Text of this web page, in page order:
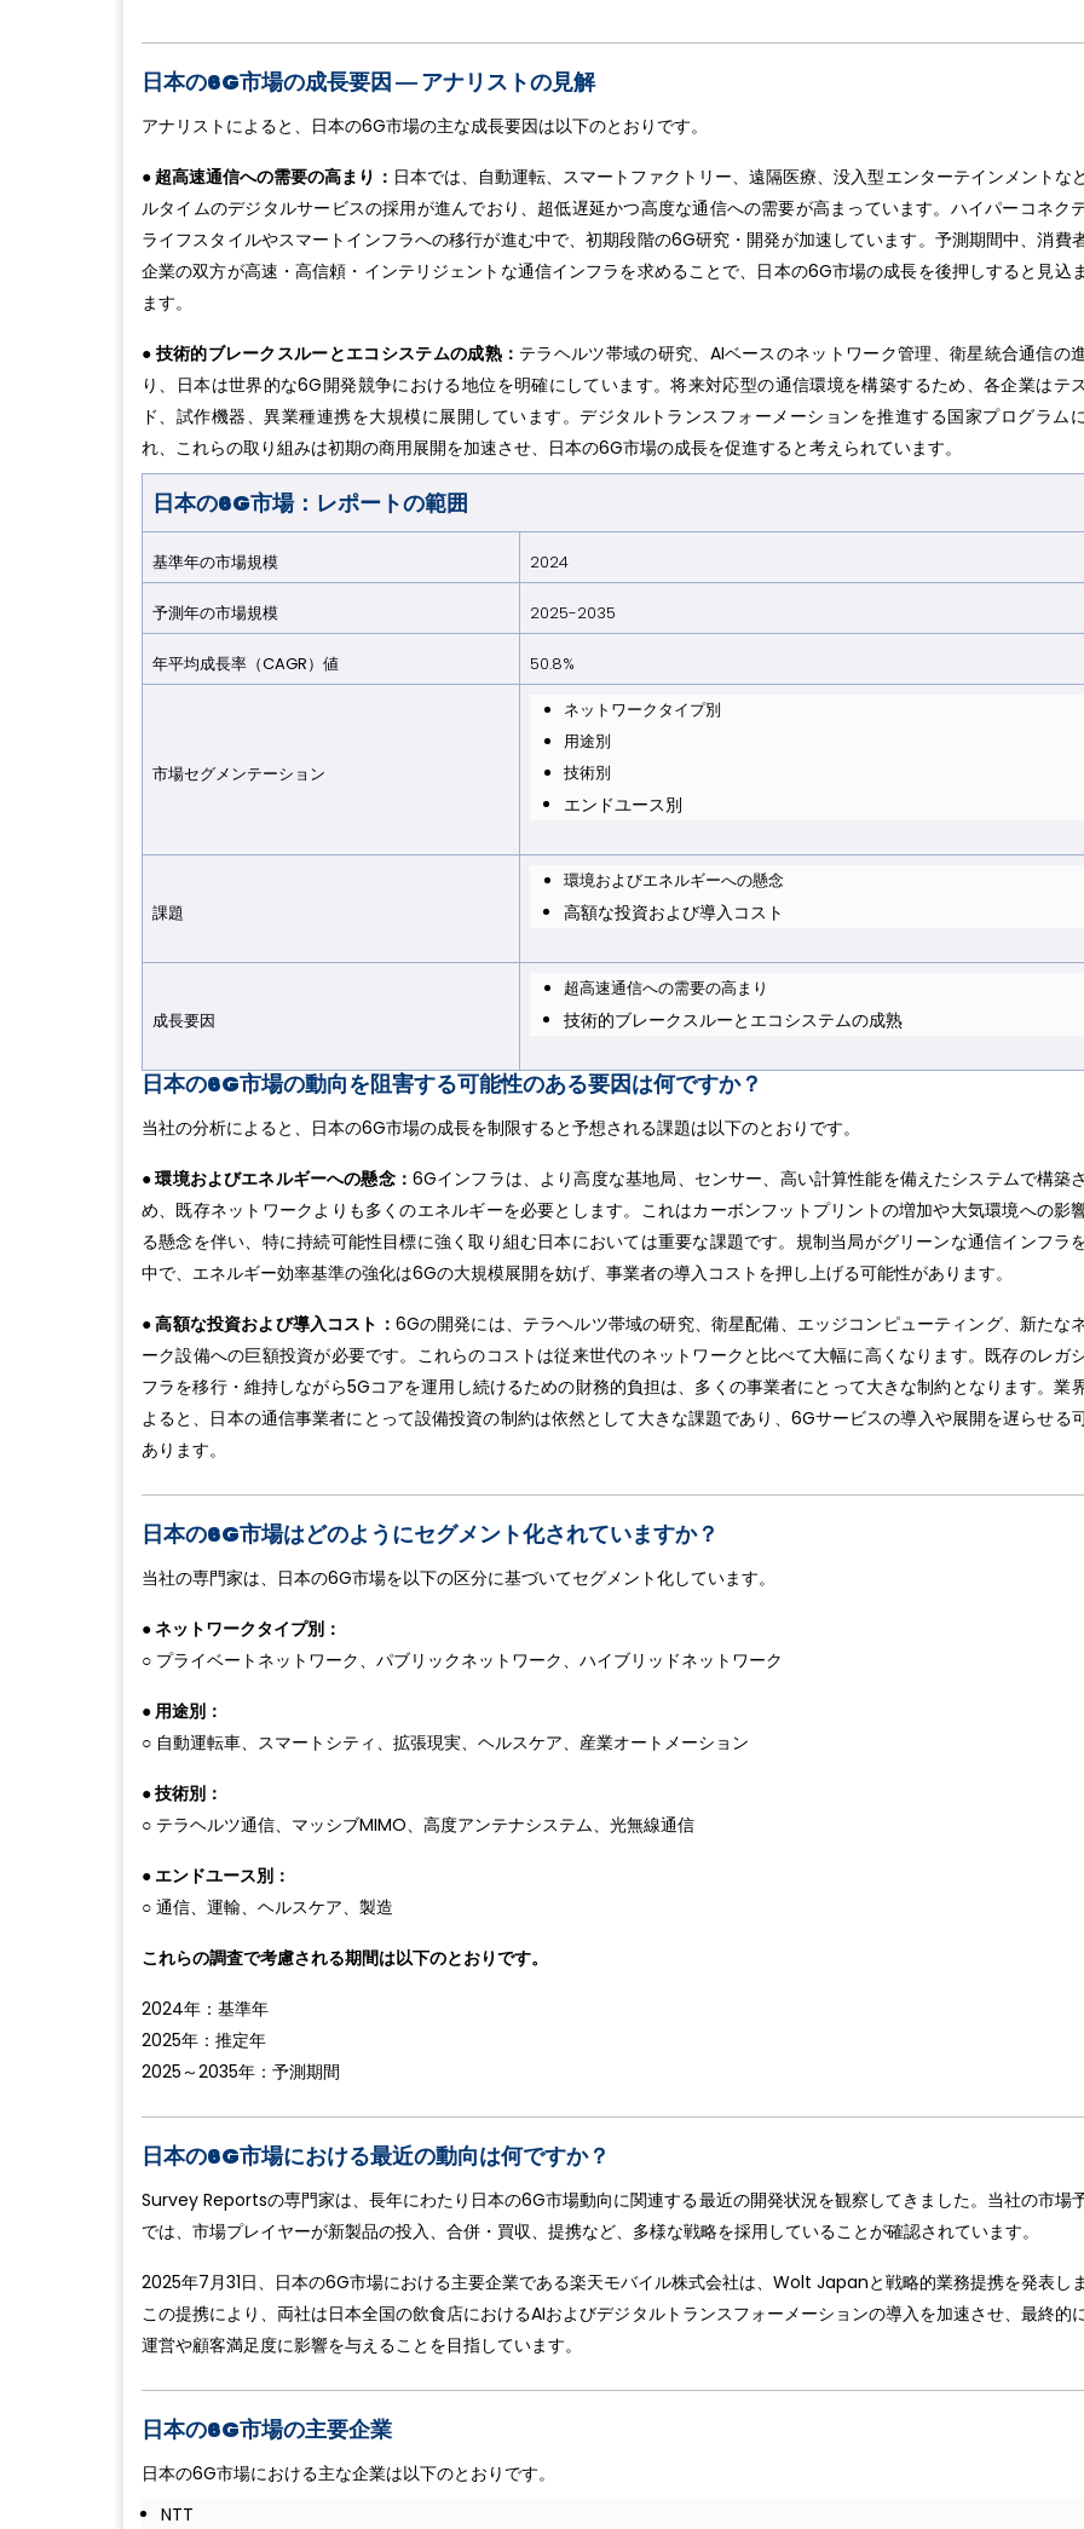
日本の6G市場の成長要因 ― アナリストの見解
アナリストによると、日本の6G市場の主な成長要因は以下のとおりです。
● 超高速通信への需要の高まり： 日本では、自動運転、スマートファクトリー、遠隔医療、没入型エンターテインメントな
ルタイムのデジタルサービスの採用が進んでおり、超低遅延かつ高度な通信への需要が高まっています。ハイパーコネク
ライフスタイルやスマートインフラへの移行が進む中で、初期段階の6G研究・開発が加速しています。予測期間中、消費
企業の双方が高速・高信頼・インテリジェントな通信インフラを求めることで、日本の6G市場の成長を後押しすると見込
ます。
● 技術的ブレークスルーとエコシステムの成熟： テラヘルツ帯域の研究、AIベースのネットワーク管理、衛星統合通信の
り、日本は世界的な6G開発競争における地位を明確にしています。将来対応型の通信環境を構築するため、各企業はテ
ド、試作機器、異業種連携を大規模に展開しています。デジタルトランスフォーメーションを推進する国家プログラム
れ、これらの取り組みは初期の商用展開を加速させ、日本の6G市場の成長を促進すると考えられています。
日本の6G市場：レポートの範囲
基準年の市場規模 2024
予測年の市場規模 2025-2035
年平均成長率（CAGR）値 50.8%
市場セグメンテーション
ネットワークタイプ別
用途別
技術別
エンドユース別
課題
環境およびエネルギーへの懸念
高額な投資および導入コスト
成長要因
超高速通信への需要の高まり
技術的ブレークスルーとエコシステムの成熟
日本の6G市場の動向を阻害する可能性のある要因は何ですか？
当社の分析によると、日本の6G市場の成長を制限すると予想される課題は以下のとおりです。
● 環境およびエネルギーへの懸念： 6Gインフラは、より高度な基地局、センサー、高い計算性能を備えたシステムで構築
め、既存ネットワークよりも多くのエネルギーを必要とします。これはカーボンフットプリントの増加や大気環境への影
る懸念を伴い、特に持続可能性目標に強く取り組む日本においては重要な課題です。規制当局がグリーンな通信インフラ
中で、エネルギー効率基準の強化は6Gの大規模展開を妨げ、事業者の導入コストを押し上げる可能性があります。
● 高額な投資および導入コスト： 6Gの開発には、テラヘルツ帯域の研究、衛星配備、エッジコンピューティング、新たな
ーク設備への巨額投資が必要です。これらのコストは従来世代のネットワークと比べて大幅に高くなります。既存のレガ
フラを移行・維持しながら5Gコアを運用し続けるための財務的負担は、多くの事業者にとって大きな制約となります。業
よると、日本の通信事業者にとって設備投資の制約は依然として大きな課題であり、6Gサービスの導入や展開を遅らせる
あります。
日本の6G市場はどのようにセグメント化されていますか？
当社の専門家は、日本の6G市場を以下の区分に基づいてセグメント化しています。
● ネットワークタイプ別：
○ プライベートネットワーク、パブリックネットワーク、ハイブリッドネットワーク
● 用途別：
○ 自動運転車、スマートシティ、拡張現実、ヘルスケア、産業オートメーション
● 技術別：
○ テラヘルツ通信、マッシブMIMO、高度アンテナシステム、光無線通信
● エンドユース別：
○ 通信、運輸、ヘルスケア、製造
これらの調査で考慮される期間は以下のとおりです。
2024年：基準年
2025年：推定年
2025～2035年：予測期間
日本の6G市場における最近の動向は何ですか？
Survey Reportsの専門家は、長年にわたり日本の6G市場動向に関連する最近の開発状況を観察してきました。当社の市場
では、市場プレイヤーが新製品の投入、合併・買収、提携など、多様な戦略を採用していることが確認されています。
2025年7月31日、日本の6G市場における主要企業である楽天モバイル株式会社は、Wolt Japanと戦略的業務提携を発表しま
この提携により、両社は日本全国の飲食店におけるAIおよびデジタルトランスフォーメーションの導入を加速させ、最終的
運営や顧客満足度に影響を与えることを目指しています。
日本の6G市場の主要企業
日本の6G市場における主な企業は以下のとおりです。
NTT